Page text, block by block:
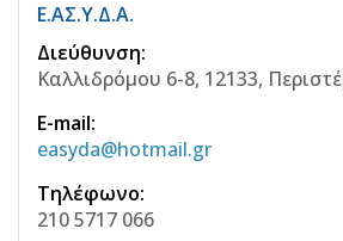
Ε.ΑΣ.Υ.Δ.Α.
Διεύθυνση:
Καλλιδρόμου 6-8, 12133,
E-mail:
easyda@hotmail.gr
Τηλέφωνο:
210 5717 066